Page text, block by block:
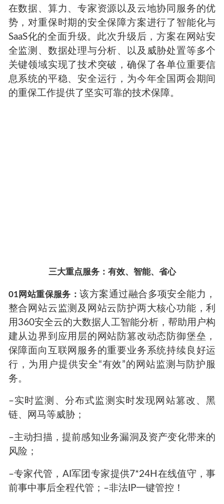
在数据、算力、专家资源以及云地协同服务的优
势，对重保时期的安全保障方案进行了智能化与
SaaS化的全面升级。此次升级后，方案在网站安
全监测、数据处理与分析、以及威胁处置等多个
关键领域实现了技术突破，确保了各单位重要信
息系统的平稳、安全运行，为今年全国两会期间
的重保工作提供了坚实可靠的技术保障。
三大重点服务：有效、智能、省心
01网站重保服务：该方案通过融合多项安全能力，
整合网站云监测及网站云防护两大核心功能，利
用360安全云的大数据人工智能分析，帮助用户构
建从边界到应用层的网站防篡改动态防御堡垒，
保障面向互联网服务的重要业务系统持续良好运
行，为用户提供安全“有效”的网站监测与防护服
务。
–实时监测、分布式监测实时发现网站篡改、黑
链、网马等威胁；
–主动扫描，提前感知业务漏洞及资产变化带来的
风险；
–专家代管，AI军团专家提供7*24H在线值守，事
前事中事后全程代管；–非法IP一键管控！